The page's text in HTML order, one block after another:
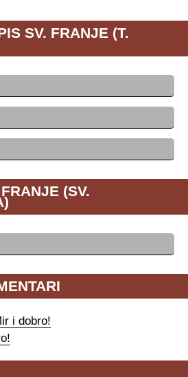
SV. FRANJE (T.
(SV.
i dobro!